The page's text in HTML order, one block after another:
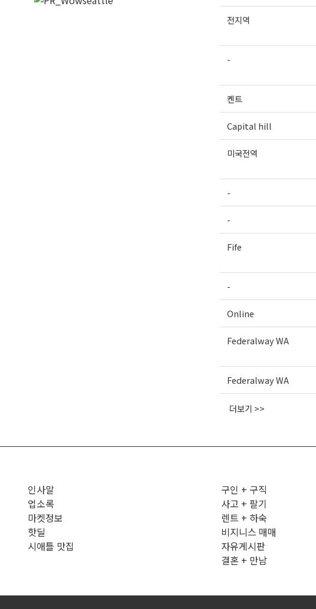
전지역
-
켄트
Capital hill
미국전역
-
-
Fife
-
Online
Federalway WA
Federalway WA
더보기 >>
인사말
업소록
마켓정보
핫딜
시애틀 맛집
구인 + 구직
사고 + 팔기
렌트 + 하숙
비지니스 매매
자유게시판
결혼 + 만남